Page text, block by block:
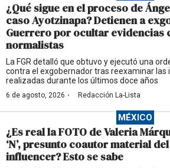
¿Qué sigue en el proceso de
caso Ayotzinapa? Detienen a
Guerrero por ocultar evidencias
normalistas
La FGR detalló que obtuvo y ejecutó una
contra el exgobernador tras reexaminar las
realizadas durante los últimos doce años
6 de agosto, 2026 · Redacción La-Lista
MÉXICO
¿Es real la FOTO de Valeria
‘N’, presunto coautor material
influencer? Esto se sabe